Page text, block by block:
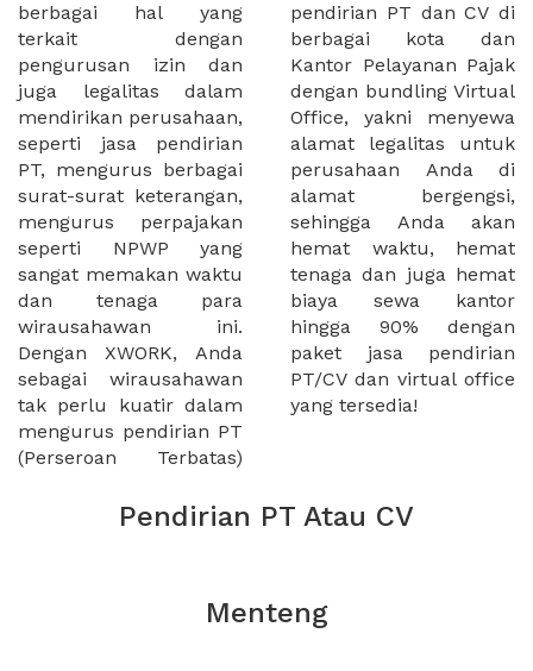
berbagai hal yang
terkait dengan
pengurusan izin dan
juga legalitas dalam
mendirikan perusahaan,
seperti jasa pendirian
PT, mengurus berbagai
surat-surat keterangan,
mengurus perpajakan
seperti NPWP yang
sangat memakan waktu
dan tenaga para
wirausahawan ini.
Dengan XWORK, Anda
sebagai wirausahawan
tak perlu kuatir dalam
mengurus pendirian PT
(Perseroan Terbatas)
pendirian PT dan CV di
berbagai kota dan
Kantor Pelayanan Pajak
dengan bundling Virtual
Office, yakni menyewa
alamat legalitas untuk
perusahaan Anda di
alamat bergengsi,
sehingga Anda akan
hemat waktu, hemat
tenaga dan juga hemat
biaya sewa kantor
hingga 90% dengan
paket jasa pendirian
PT/CV dan virtual office
yang tersedia!
Pendirian PT Atau CV
Menteng